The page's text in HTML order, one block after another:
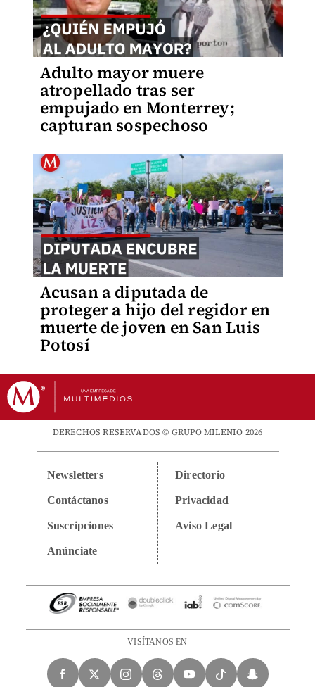
Adulto mayor muere
atropellado tras ser
empujado en Monterrey;
capturan sospechoso
Acusan a diputada de
proteger a hijo del regidor en
muerte de joven en San Luis
Potosí
DERECHOS RESERVADOS © GRUPO MILENIO 2026
Newsletters
Contáctanos
Suscripciones
Anúnciate
Directorio
Privacidad
Aviso Legal
VISÍTANOS EN